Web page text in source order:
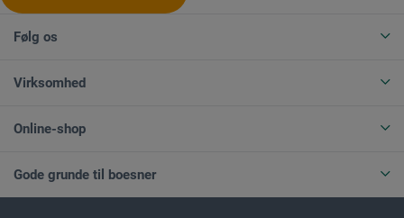
Følg os
Virksomhed
Online-shop
Gode grunde til boesner